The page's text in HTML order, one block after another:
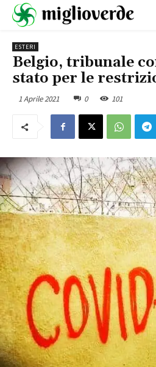
ESTERI
Belgio, tribunale
stato per le
1 Aprile 2021 0 101